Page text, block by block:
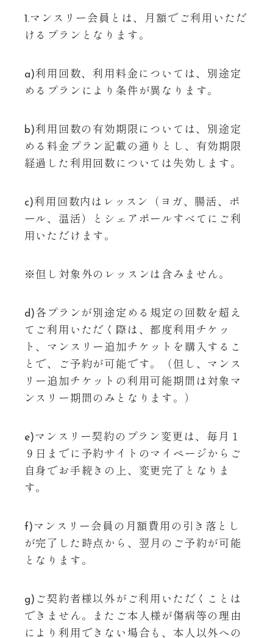
1.マンスリー会員とは、月額でご利用いただ
けるプランとなります。
a)利用回数、利用料金については、別途定
めるプランにより条件が異なります。
b)利用回数の有効期限については、別途定
める料金プラン記載の通りとし、有効期限
経過した利用回数については失効します。
c)利用回数内はレッスン（ヨガ、腸活、ポ
ール、温活）とシェアポールすべてにご利
用いただけます。
※但し対象外のレッスンは含みません。
d)各プランが別途定める規定の回数を超え
てご利用いただく際は、都度利用チケッ
ト、マンスリー追加チケットを購入するこ
とで、ご予約が可能です。（但し、マンス
リー追加チケットの利用可能期間は対象マ
ンスリー期間のみとなります。）
e)マンスリー契約のプラン変更は、毎月１
９日までに予約サイトのマイページからご
自身でお手続きの上、変更完了となりま
す。
f)マンスリー会員の月額費用の引き落とし
が完了した時点から、翌月のご予約が可能
となります。
g)ご契約者様以外がご利用いただくことは
できません。またご本人様が傷病等の理由
により利用できない場合も、本人以外への